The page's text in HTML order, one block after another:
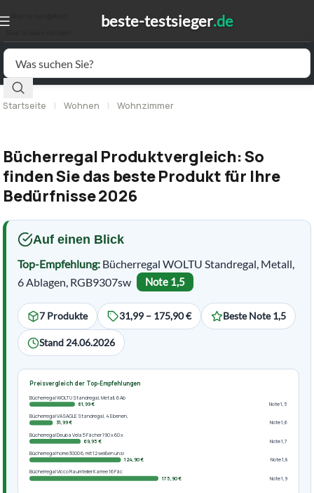
Startseite | Wohnen | Wohnzimmer
Bücherregal Produktvergleich: So
finden Sie das beste Produkt für Ihre
Bedürfnisse 2026
Auf einen Blick
Top-Empfehlung: Bücherregal WOLTU Standregal, Metall,
6 Ablagen, RGB9307sw
Note 1,5
7 Produkte 31,99 – 175,90 € Beste Note 1,5
Stand 24.06.2026
Preisvergleich der Top-Empfehlungen
Bücherregal WOLTU Standregal, Metall, 6 Ab
61,99 €
Note 1,5
Bücherregal VASAGLE Standregal, 4 Ebenen,
31,99 €
Note 1,6
Bücherregal Deuba Vela 5 Fächer 190 x 60 x
69,95 €
Note 1,7
Bücherregal home3000 6, mit 12 weißen unsi
124,90 €
Note 1,8
Bücherregal Vicco Raumteiler Karree 16 Fäc
175,90 €
Note 1,9